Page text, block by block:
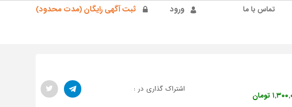
ورود ثبت آگهی رایگان (مدت محدود) تماس با ما
تومان
اشتراک گذاری در :